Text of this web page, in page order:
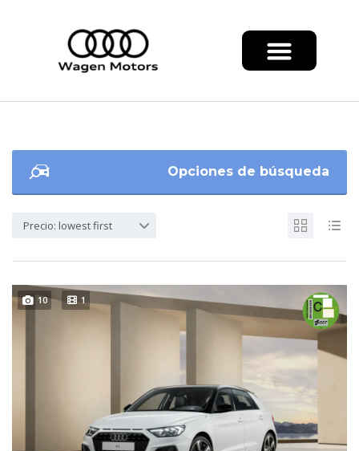
Opciones de búsqueda
Precio: lowest first
10 1